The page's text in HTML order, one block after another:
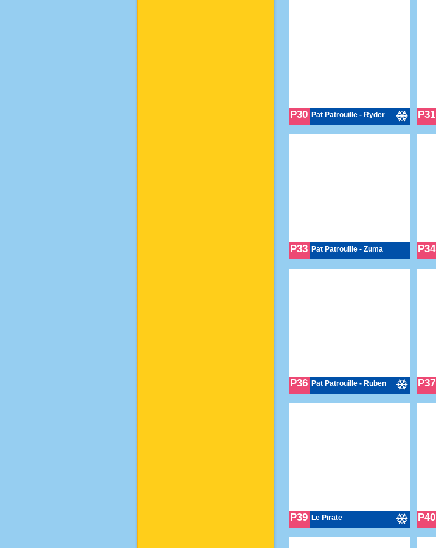
P30 Pat Patrouille - Ryder P31
P33 Pat Patrouille - Zuma P34
P36 Pat Patrouille - Ruben P37
P39 Le Pirate P40